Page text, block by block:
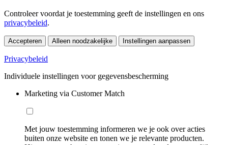
Controleer voordat je toestemming geeft de instellingen en ons
privacybeleid.
Accepteren Alleen noodzakelijke Instellingen aanpassen
Privacybeleid
Individuele instellingen voor gegevensbescherming
Marketing via Customer Match
Met jouw toestemming informeren we je ook over acties
buiten onze website en tonen we je relevante producten.